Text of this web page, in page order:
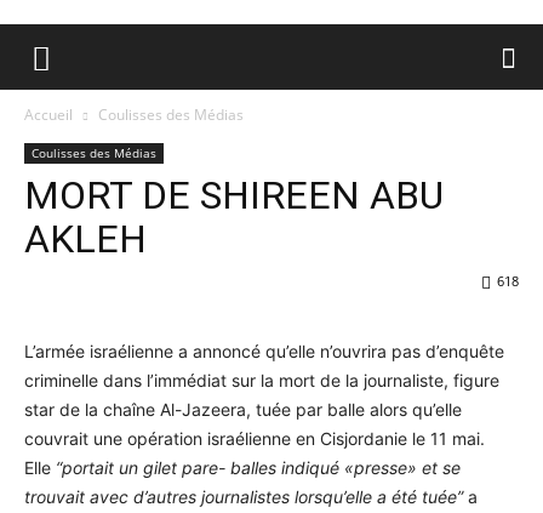
Accueil Coulisses des Médias
Coulisses des Médias
MORT DE SHIREEN ABU
AKLEH
618
L’armée israélienne a annoncé qu’elle n’ouvrira pas d’enquête
criminelle dans l’immédiat sur la mort de la journaliste, figure
star de la chaîne Al-Jazeera, tuée par balle alors qu’elle
couvrait une opération israélienne en Cisjordanie le 11 mai.
Elle “portait un gilet pare- balles indiqué «presse» et se
trouvait avec d’autres journalistes lorsqu’elle a été tuée”a